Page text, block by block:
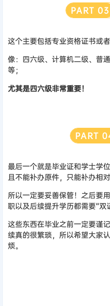
PART03
这个主要包括专业资格证书或
像：四六级、计算机二级、普
等；
尤其是四六级非常重要！
PART0
最后一个就是毕业证和学士学
且不能补办原件，只能补办相
所以一定要妥善保管！之后要
职以及后续提升学历都需要“双
这些东西在毕业之前一定要谨
续真的很繁琐，所以希望大家
烦。